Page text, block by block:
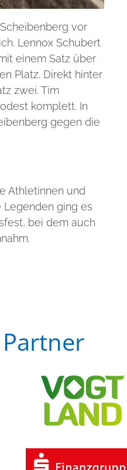
vor
Lennox Schubert
einem Satz über
Platz. Direkt hinter
zwei. Tim
komplett. In
gegen die
Athletinnen und
Legenden ging es
bei dem auch